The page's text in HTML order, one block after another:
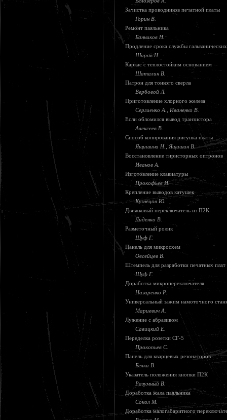
Зачистка проводников печатной платы
Горин В.
Ремонт паяльника
Банников Н.
Продление срока службы
Шаров Н.
Каркас с теплостойким основанием
Шаталин В.
Патрон для тонкого сверла
Вербовой Л.
Приготовление хлорного железа
Сергиенко А., Иваненко В.
Если обломился вывод транзистора
Алексеев В.
Способ копирования рисунка платы
Ящишина Н., Ящишин В.
Восстановление тиристорных оптронов
Иванов А.
Изготовление клавиатуры
Прокофьев И.
Крепление выводов катушек
Кузнецов Ю.
Движковый переключатель из П2К
Диденко В.
Разметочный ролик
Шуф Г.
Панель для микросхем
Овсейцев В.
Штемпель для разработки печатных плат
Шуф Г.
Доработка микропереключателя
Назаренко Р.
Универсальный зажим намоточного
Мариевич А.
Лужение с абразивом
Савицкий Е.
Переделка розетки СГ-5
Прокопьев С.
Панель для кварцевых резонаторов
Белка В.
Указатель положения кнопки П2К
Разумный В.
Доработка жала паяльника
Сокол М.
Доработка малогабаритного